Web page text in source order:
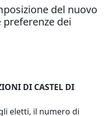
del nuovo
dei
DI CASTEL DI
eletti, il numero di